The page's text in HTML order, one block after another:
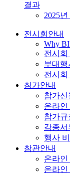
결과
2025
전시회안내
Why
전시회
부대행
전시회
참가안내
참가신
온라인
참가규
각종서
행사
참관안내
온라인
온라인